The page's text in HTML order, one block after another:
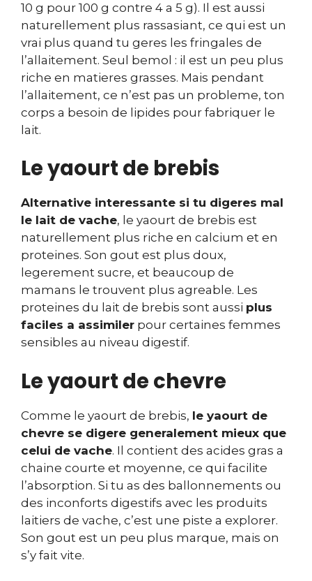
10 g pour 100 g contre 4 a 5 g). Il est aussi
naturellement plus rassasiant, ce qui est un
vrai plus quand tu geres les fringales de
l’allaitement. Seul bemol : il est un peu plus
riche en matieres grasses. Mais pendant
l’allaitement, ce n’est pas un probleme, ton
corps a besoin de lipides pour fabriquer le
lait.
Le yaourt de brebis
Alternative interessante si tu digeres mal
le lait de vache, le yaourt de brebis est
naturellement plus riche en calcium et en
proteines. Son gout est plus doux,
legerement sucre, et beaucoup de
mamans le trouvent plus agreable. Les
proteines du lait de brebis sont aussi plus
faciles a assimiler pour certaines femmes
sensibles au niveau digestif.
Le yaourt de chevre
Comme le yaourt de brebis, le yaourt de
chevre se digere generalement mieux que
celui de vache. Il contient des acides gras a
chaine courte et moyenne, ce qui facilite
l’absorption. Si tu as des ballonnements ou
des inconforts digestifs avec les produits
laitiers de vache, c’est une piste a explorer.
Son gout est un peu plus marque, mais on
s’y fait vite.